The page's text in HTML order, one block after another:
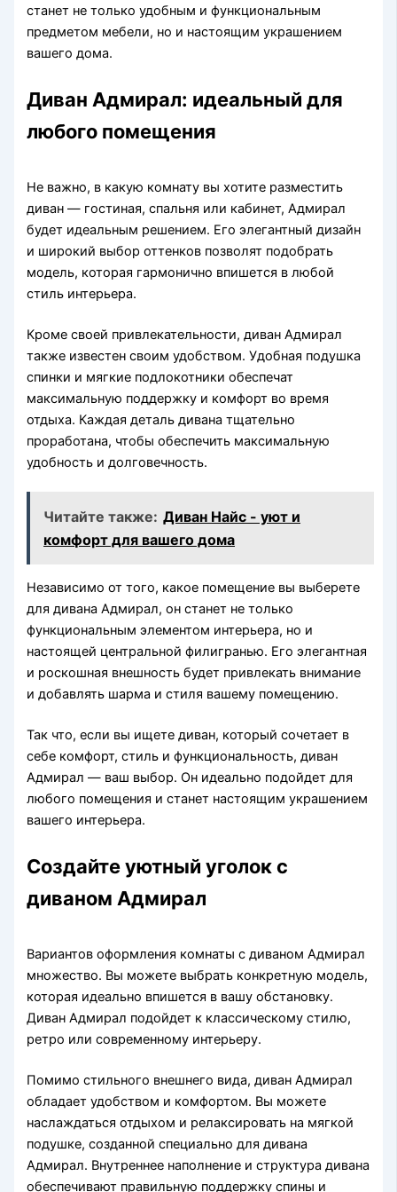
станет не только удобным и функциональным
предметом мебели, но и настоящим украшением
вашего дома.
Диван Адмирал: идеальный для
любого помещения
Не важно, в какую комнату вы хотите разместить
диван — гостиная, спальня или кабинет, Адмирал
будет идеальным решением. Его элегантный дизайн
и широкий выбор оттенков позволят подобрать
модель, которая гармонично впишется в любой
стиль интерьера.
Кроме своей привлекательности, диван Адмирал
также известен своим удобством. Удобная подушка
спинки и мягкие подлокотники обеспечат
максимальную поддержку и комфорт во время
отдыха. Каждая деталь дивана тщательно
проработана, чтобы обеспечить максимальную
удобность и долговечность.
Читайте также: Диван Найс - уют и
комфорт для вашего дома
Независимо от того, какое помещение вы выберете
для дивана Адмирал, он станет не только
функциональным элементом интерьера, но и
настоящей центральной филигранью. Его элегантная
и роскошная внешность будет привлекать внимание
и добавлять шарма и стиля вашему помещению.
Так что, если вы ищете диван, который сочетает в
себе комфорт, стиль и функциональность, диван
Адмирал — ваш выбор. Он идеально подойдет для
любого помещения и станет настоящим украшением
вашего интерьера.
Создайте уютный уголок с
диваном Адмирал
Вариантов оформления комнаты с диваном Адмирал
множество. Вы можете выбрать конкретную модель,
которая идеально впишется в вашу обстановку.
Диван Адмирал подойдет к классическому стилю,
ретро или современному интерьеру.
Помимо стильного внешнего вида, диван Адмирал
обладает удобством и комфортом. Вы можете
наслаждаться отдыхом и релаксировать на мягкой
подушке, созданной специально для дивана
Адмирал. Внутреннее наполнение и структура дивана
обеспечивают правильную поддержку спины и